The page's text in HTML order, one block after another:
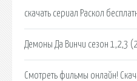
скачать сериал Раскол
Демоны Да Винчи сезон 1,2,3
Смотреть фильмы онлайн!